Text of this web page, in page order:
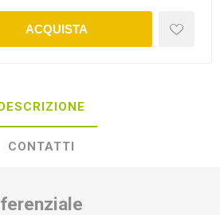
ACQUISTA
CONTATTI